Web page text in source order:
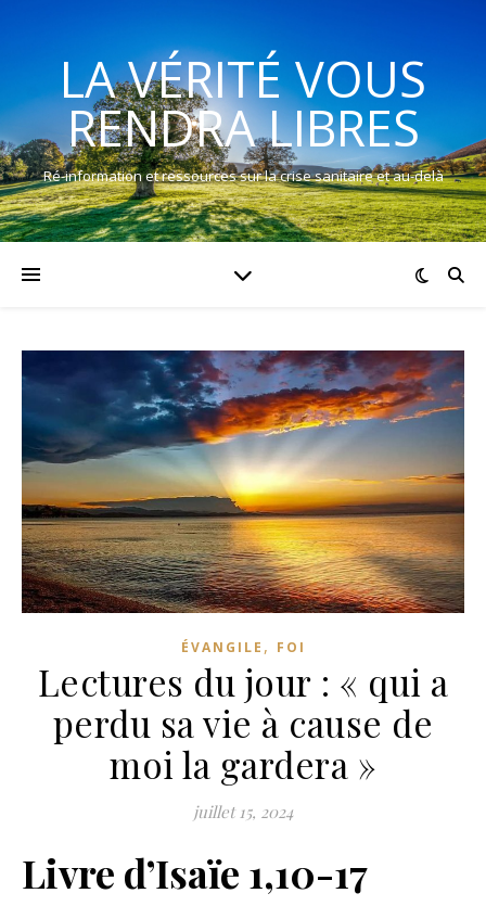
LA VÉRITÉ VOUS
RENDRA LIBRES
Ré-information et ressources sur la crise sanitaire et au-delà
ÉVANGILE , FOI
Lectures du jour : « qui a
perdu sa vie à cause de
moi la gardera »
juillet 15, 2024
Livre d’Isaïe 1,10-17